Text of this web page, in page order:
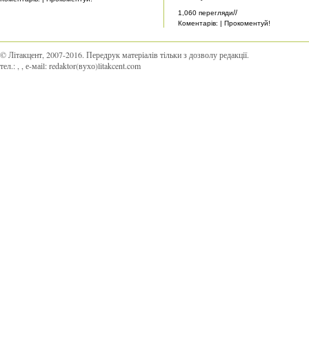
1,060 перегляди//
Коментарів: | Прокоментуй!
© Літакцент, 2007-2016. Передрук матеріалів тільки з дозволу редакції.
тел.:
, е-маіl:redaktor(вухо)litakcent.com